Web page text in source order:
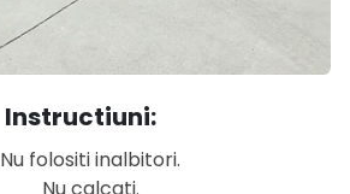
Instructiuni:
Nu folositi inalbitori.
Nu calcati.